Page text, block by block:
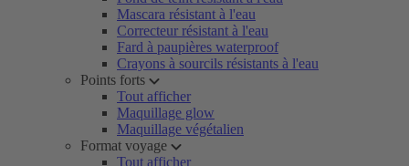
Mascara résistant à l'eau
Correcteur résistant à l'eau
Fard à paupières waterproof
Crayons à sourcils résistants à l'eau
Points forts
Tout afficher
Maquillage glow
Maquillage végétalien
Format voyage
Tout afficher